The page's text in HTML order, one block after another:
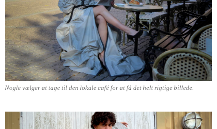
Nogle vælger at tage til den lokale café for at få det helt rigtige billede.